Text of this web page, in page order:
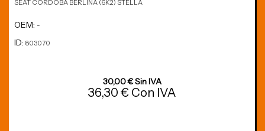
SEAT CORDOBA BERLINA (6K2) STELLA
OEM: -
ID: 803070
30,00 € Sin IVA
36,30 € Con IVA